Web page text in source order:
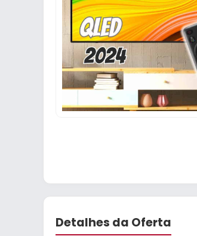
Detalhes da Oferta